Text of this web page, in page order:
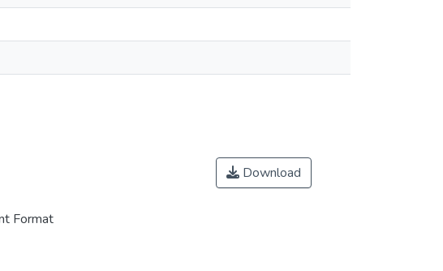
Format
Download